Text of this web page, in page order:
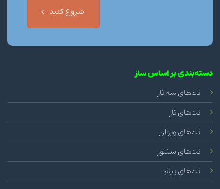
شروع کنید
دسته‌بندی بر اساس ساز
نت‌های سه تار
نت‌های تار
نت‌های ویولن
نت‌های سنتور
نت‌های پیانو